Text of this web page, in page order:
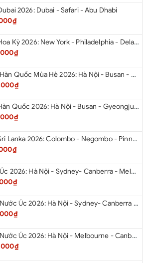
2026: Dubai - Safari - Abu Dhabi
Du lịch Hoa Kỳ 2026: New York - Philadelphia - Delaware - Washington D.C. - Las Vegas - Red Rock Canyon - Quận Cam - Santa Monica - Hollywood - San Diego - Los Angeles.
Du Lịch Hàn Quốc Mùa Hè 2026: Hà Nội - Busan - Gyeongju - Seoul - Đảo Nami - Tàu Điện Ven Biển Haeundae - Cầu Kính Oryukdo - Làng Văn Hóa Huinnyeoul
Du lịch Hàn Quốc 2026: Hà Nội - Busan - Gyeongju - Seoul - Đảo Nami - Tàu Điện Ven Biển Haeundae - Cỏ Hồng Muhly - Làng Văn Hóa Huinnyeoul
Du lịch Sri Lanka 2026: Colombo - Negombo - Pinnawala - Kandy - Kalutara - Nuwara - Eliya
Du Lịch Úc 2026: Hà Nội - Sydney- Canberra - Melbourne - Hà Nội
Du Lịch Nước Úc 2026: Hà Nội - Sydney- Canberra - Melbourne - Hà Nội
Du Lịch Nước Úc 2026: Hà Nội - Melbourne - Canberra - Sydney - Hà Nội